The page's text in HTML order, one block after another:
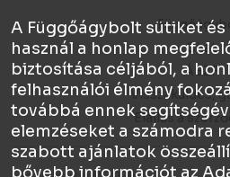
Chat
ÁSZF
Visszaküldés,
Elállás a
A Függőágybolt sütiket
használ a honlap
biztosítása céljából, a
felhasználói élmény
továbbá ennek
elemzéseket a számodra
szabott ajánlatok
bővebb információt az